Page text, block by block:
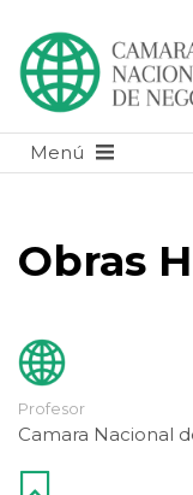
Obras
Profesor
Camara Nacional